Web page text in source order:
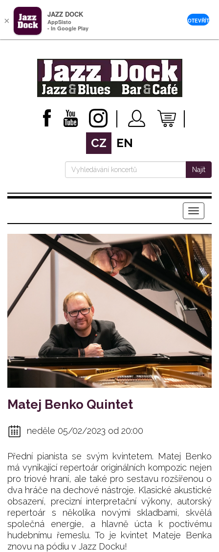
CZ EN
Najít
Menu
Matej Benko Quintet
neděle 05/02/2023 od 20:00
Přední pianista se svým kvintetem. Matej Benko
má vynikající repertoár originálních kompozic nejen
pro triové hraní, ale také pro sestavu rozšířenou o
dva hráče na dechové nástroje. Klasické akustické
obsazení, precizní interpretační výkony, autorský
repertoár s několika novými skladbami, skvělá
společná energie, a hlavně úcta k poctivému
hudebnímu řemeslu. To je kvintet Mateje Benka
znovu na pódiu v Jazz Docku!
×
JAZZ DOCK
AppSisto
- In Google Play
OTEVŘÍT